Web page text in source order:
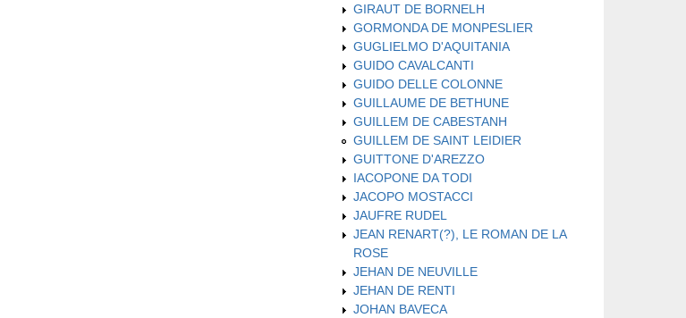
GIRAUT DE BORNELH
GORMONDA DE MONPESLIER
GUGLIELMO D'AQUITANIA
GUIDO CAVALCANTI
GUIDO DELLE COLONNE
GUILLAUME DE BETHUNE
GUILLEM DE CABESTANH
GUILLEM DE SAINT LEIDIER
GUITTONE D'AREZZO
IACOPONE DA TODI
JACOPO MOSTACCI
JAUFRE RUDEL
JEAN RENART(?), LE ROMAN DE LA
ROSE
JEHAN DE NEUVILLE
JEHAN DE RENTI
JOHAN BAVECA